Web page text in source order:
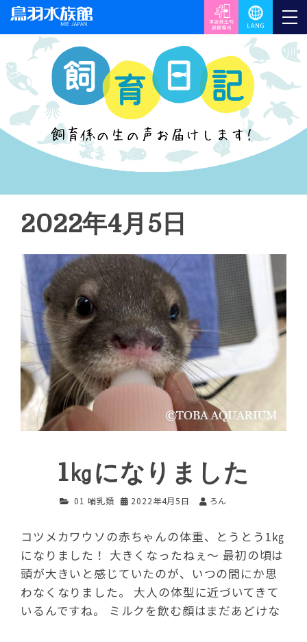
2022年4月5日
1㎏になりました
01 哺乳類 2022年4月5日 ろん
コツメカワウソの赤ちゃんの体重、とうとう1㎏
になりました！ 大きくなったねぇ～ 最初の頃は
頭が大きいと感じていたのが、いつの間にか思
わなくなりました。 大人の体型に近づいてきて
いるんですね。 ミルクを飲む顔はまだあどけな